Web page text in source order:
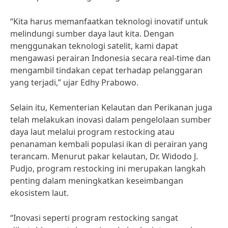
“Kita harus memanfaatkan teknologi inovatif untuk
melindungi sumber daya laut kita. Dengan
menggunakan teknologi satelit, kami dapat
mengawasi perairan Indonesia secara real-time dan
mengambil tindakan cepat terhadap pelanggaran
yang terjadi,” ujar Edhy Prabowo.
Selain itu, Kementerian Kelautan dan Perikanan juga
telah melakukan inovasi dalam pengelolaan sumber
daya laut melalui program restocking atau
penanaman kembali populasi ikan di perairan yang
terancam. Menurut pakar kelautan, Dr. Widodo J.
Pudjo, program restocking ini merupakan langkah
penting dalam meningkatkan keseimbangan
ekosistem laut.
“Inovasi seperti program restocking sangat